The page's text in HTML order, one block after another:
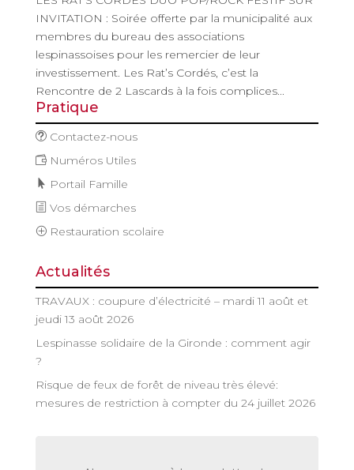
INVITATION : Soirée offerte par la municipalité aux
membres du bureau des associations
lespinassoises pour les remercier de leur
investissement. Les Rat’s Cordés, c’est la
Rencontre de 2 Lascards à la fois complices...
Pratique
Contactez-nous
Numéros Utiles
Portail Famille
Vos démarches
Restauration scolaire
Actualités
TRAVAUX : coupure d’électricité – mardi 11 août et
jeudi 13 août 2026
Lespinasse solidaire de la Gironde : comment agir
?
Risque de feux de forêt de niveau très élevé:
mesures de restriction à compter du 24 juillet 2026